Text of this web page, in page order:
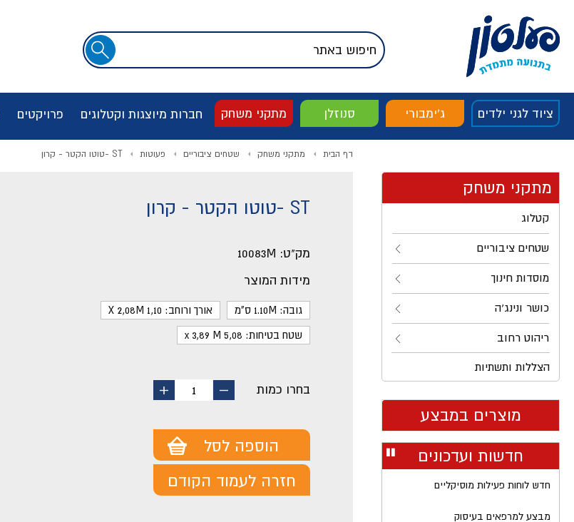
דלג לסרגל הניווט
דלג לתפריט ציוד
אודות החברה
דלג לסוף העמוד
חיפוש
ציוד לגני ילדים ג'ימבורי סנוזלן מתקני משחק חברות מיוצגות וקטלוגים פרויקטים
מתקני משחק
קטלוג
שטחים ציבוריים
מוסדות חינוך
כושר ונינג'ה
ריהוט רחוב
הצללות ותשתיות
מוצרים במבצע
עצור
חדשות ועדכונים
חדש לוחות פעילות מוסיקליים
מבצע למרפאים בעיסוק
דף הבית מתקני משחק שטחים ציבוריים פעוטות ST -טוטו הקטר - קרון
ST -טוטו הקטר - קרון
מק"ט: 10083M
מידות המוצר
גובה: 1.10M ס"מ אורך ורוחב: 1,10 X 2,08M
שטח בטיחות: 5,08 x 3,89 M
בחרו כמות
החסר
1
הוסף
הוספה לסל
חזרה לעמוד הקודם